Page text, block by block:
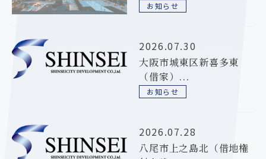
お知らせ
2026.07.30
大阪市城東区新喜多東
（借家）...
お知らせ
2026.07.28
八尾市上之島北（借地権